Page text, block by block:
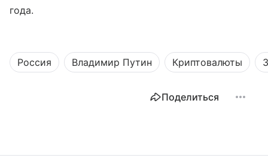
года.
Россия Владимир Путин Криптовалюты
Поделиться